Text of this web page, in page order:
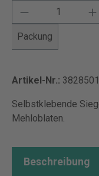
Packung
Artikel-Nr.: 3828501
Selbstklebende
Mehloblaten.
Beschreibung